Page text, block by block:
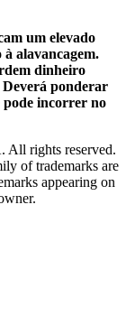
um elevado
alavancagem.
dinheiro
Deverá ponderar
pode incorrer no
rights reserved.
of trademarks are
appearing on